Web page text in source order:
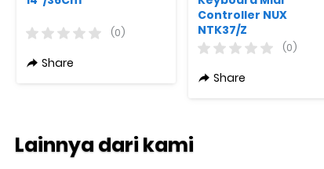
(0)
Share
Controller NUX
NTK37/Z
(0)
Share
Lainnya dari kami